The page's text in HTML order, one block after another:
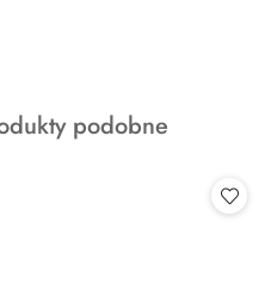
podobne